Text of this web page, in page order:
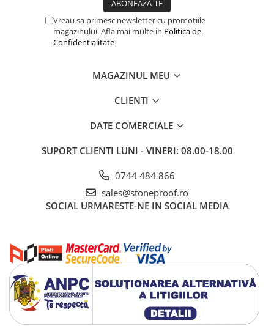
Vreau sa primesc newsletter cu promotiile
magazinului. Afla mai multe in Politica de
Confidentialitate
MAGAZINUL MEU
CLIENTI
DATE COMERCIALE
SUPORT CLIENTI LUNI - VINERI: 08.00-18.00
0744 484 866
sales@stoneproof.ro
SOCIAL URMARESTE-NE IN SOCIAL MEDIA